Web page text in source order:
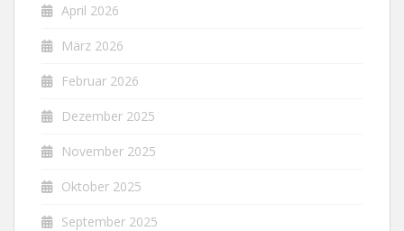
April 2026
März 2026
Februar 2026
Dezember 2025
November 2025
Oktober 2025
September 2025